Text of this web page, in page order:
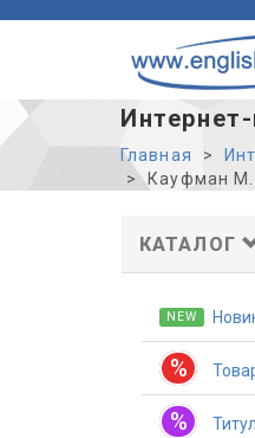
Главная
Кауфман М.
КАТАЛОГ
NEW
%
%